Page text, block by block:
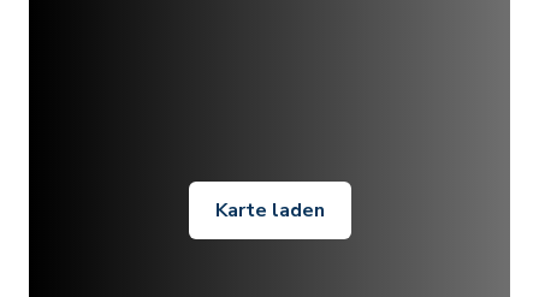
Karte laden